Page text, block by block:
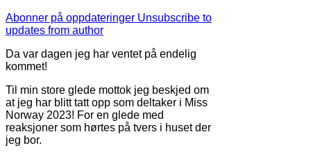
Abonner på oppdateringer Unsubscribe to
updates from author
Da var dagen jeg har ventet på endelig
kommet!
Til min store glede mottok jeg beskjed om
at jeg har blitt tatt opp som deltaker i Miss
Norway 2023! For en glede med
reaksjoner som hørtes på tvers i huset der
jeg bor.